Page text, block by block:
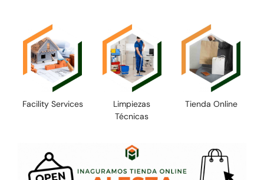
Facility Services
Limpiezas
Técnicas
Tienda Online